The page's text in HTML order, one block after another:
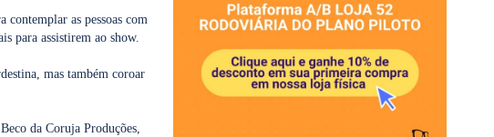
contemplar as pessoas com
para assistirem ao show.
mas também coroar
da Coruja Produções,